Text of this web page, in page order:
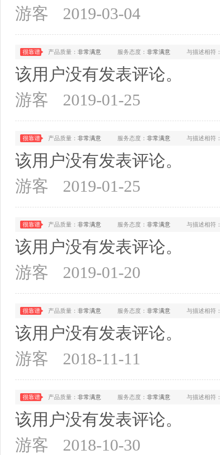
游客
2019-03-04
很靠谱 产品质量： 非常满意 服务态度： 非常满意 与描述相符
该用户没有发表评论。
游客
2019-01-25
很靠谱 产品质量： 非常满意 服务态度： 非常满意 与描述相符
该用户没有发表评论。
游客
2019-01-25
很靠谱 产品质量： 非常满意 服务态度： 非常满意 与描述相符
该用户没有发表评论。
游客
2019-01-20
很靠谱 产品质量： 非常满意 服务态度： 非常满意 与描述相符
该用户没有发表评论。
游客
2018-11-11
很靠谱 产品质量： 非常满意 服务态度： 非常满意 与描述相符
该用户没有发表评论。
游客
2018-10-30